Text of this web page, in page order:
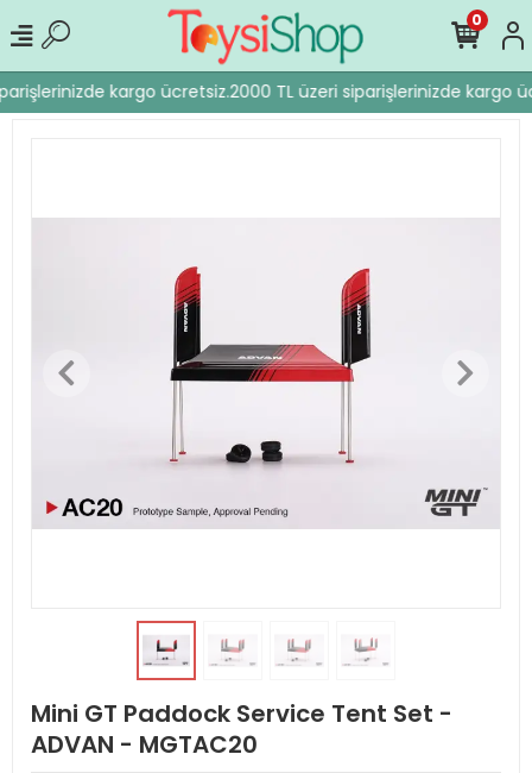
kargo ücretsiz.2000 TL üzeri siparişlerinizde kargo
0
Mini GT Paddock Service Tent Set -
ADVAN - MGTAC20